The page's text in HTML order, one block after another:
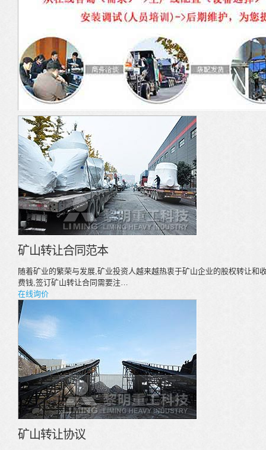
矿山转让合同范本
随着矿业的繁荣与发展,矿业投资人越来越热衷于矿山企业的股权转让和
费钱,签订矿山转让合同需要注…
在线询价
矿山转让协议